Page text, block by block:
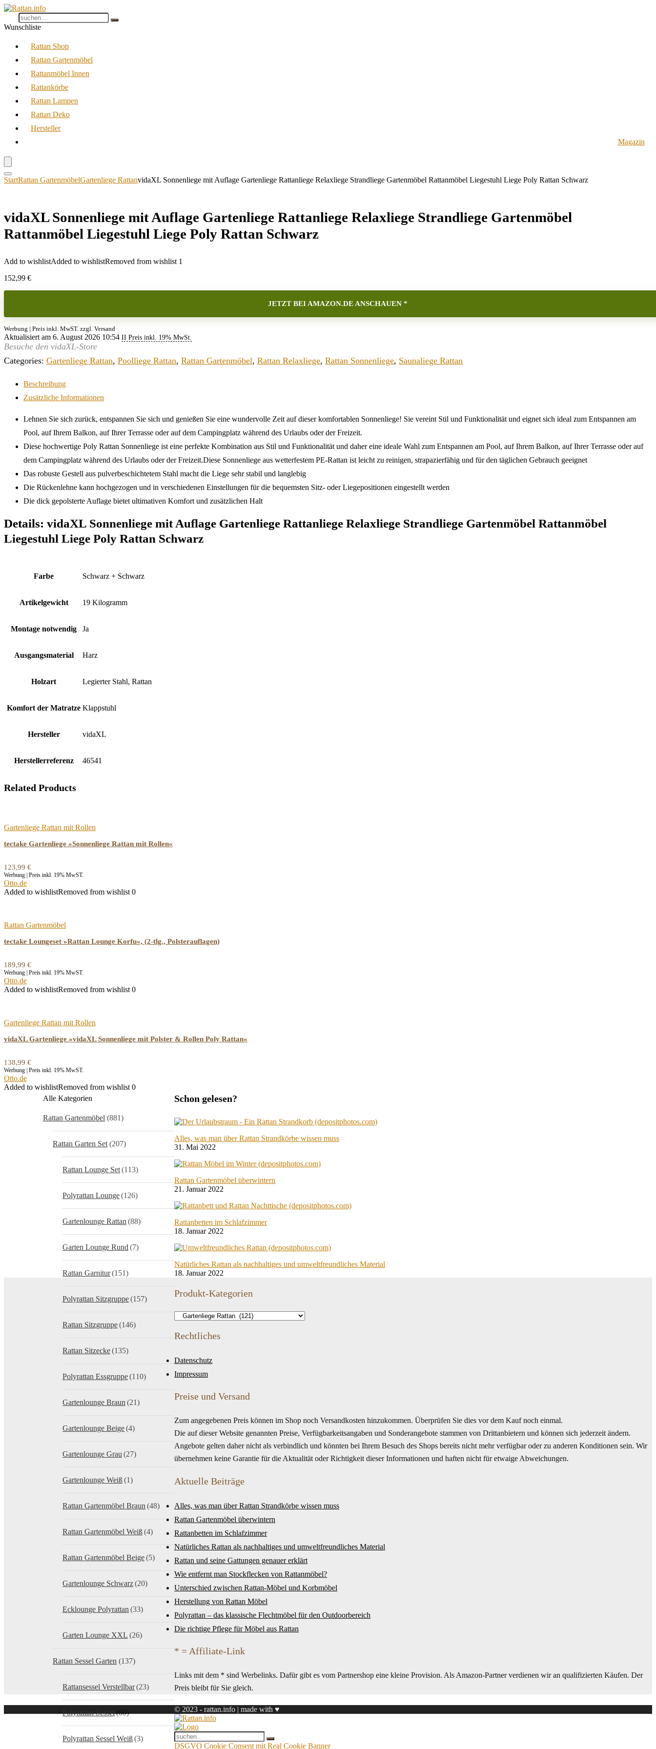
Wunschliste
Rattan Shop
Rattan Gartenmöbel
Rattanmöbel Innen
Rattankörbe
Rattan Lampen
Rattan Deko
Hersteller
Magazin
StartRattan GartenmöbelGartenliege RattanvidaXL Sonnenliege mit Auflage Gartenliege Rattanliege Relaxliege Strandliege Gartenmöbel Rattanmöbel Liegestuhl Liege Poly Rattan Schwarz
vidaXL Sonnenliege mit Auflage Gartenliege Rattanliege Relaxliege Strandliege Gartenmöbel
Rattanmöbel Liegestuhl Liege Poly Rattan Schwarz
Add to wishlistAdded to wishlistRemoved from wishlist 1
152,99 €
JETZT BEI AMAZON.DE ANSCHAUEN *
Werbung | Preis inkl. MwST. zzgl. Versand
Aktualisiert am 6. August 2026 10:54 II Preis inkl. 19% MwSt.
Besuche den vidaXL-Store
Categories: Gartenliege Rattan, Poolliege Rattan, Rattan Gartenmöbel, Rattan Relaxliege, Rattan Sonnenliege, Saunaliege Rattan
Beschreibung
Zusätzliche Informationen
Lehnen Sie sich zurück, entspannen Sie sich und genießen Sie eine wundervolle Zeit auf dieser komfortablen Sonnenliege! Sie vereint Stil und Funktionalität und eignet sich ideal zum Entspannen am
Pool, auf Ihrem Balkon, auf Ihrer Terrasse oder auf dem Campingplatz während des Urlaubs oder der Freizeit.
Diese hochwertige Poly Rattan Sonnenliege ist eine perfekte Kombination aus Stil und Funktionalität und daher eine ideale Wahl zum Entspannen am Pool, auf Ihrem Balkon, auf Ihrer Terrasse oder auf
dem Campingplatz während des Urlaubs oder der Freizeit.Diese Sonnenliege aus wetterfestem PE-Rattan ist leicht zu reinigen, strapazierfähig und für den täglichen Gebrauch geeignet
Das robuste Gestell aus pulverbeschichtetem Stahl macht die Liege sehr stabil und langlebig
Die Rückenlehne kann hochgezogen und in verschiedenen Einstellungen für die bequemsten Sitz- oder Liegepositionen eingestellt werden
Die dick gepolsterte Auflage bietet ultimativen Komfort und zusätzlichen Halt
Details: vidaXL Sonnenliege mit Auflage Gartenliege Rattanliege Relaxliege Strandliege Gartenmöbel Rattanmöbel
Liegestuhl Liege Poly Rattan Schwarz
Farbe ‎Schwarz + Schwarz
Artikelgewicht ‎19 Kilogramm
Montage notwendig ‎Ja
Ausgangsmaterial ‎Harz
Holzart ‎Legierter Stahl, Rattan
Komfort der Matratze ‎Klappstuhl
Hersteller ‎vidaXL
Herstellerreferenz ‎46541
Related Products
Gartenliege Rattan mit Rollen
tectake Gartenliege »Sonnenliege Rattan mit Rollen«
123,99 €
Werbung | Preis inkl. 19% MwST.
Otto.de
Added to wishlistRemoved from wishlist 0
Rattan Gartenmöbel
tectake Loungeset »Rattan Lounge Korfu«, (2-tlg., Polsterauflagen)
189,99 €
Werbung | Preis inkl. 19% MwST.
Otto.de
Added to wishlistRemoved from wishlist 0
Gartenliege Rattan mit Rollen
vidaXL Gartenliege »vidaXL Sonnenliege mit Polster & Rollen Poly Rattan«
138,99 €
Werbung | Preis inkl. 19% MwST.
Otto.de
Added to wishlistRemoved from wishlist 0
Alle Kategorien
Rattan Gartenmöbel (881)
Rattan Garten Set (207)
Rattan Lounge Set(113)
Polyrattan Lounge(126)
Gartenlounge Rattan (88)
Garten Lounge Rund (7)
Rattan Garnitur(151)
Polyrattan Sitzgruppe(157)
Rattan Sitzgruppe(146)
Rattan Sitzecke(135)
Polyrattan Essgruppe(110)
Gartenlounge Braun (21)
Gartenlounge Beige(4)
Gartenlounge Grau (27)
Gartenlounge Weiß(1)
Rattan Gartenmöbel Braun (48)
Rattan Gartenmöbel Weiß(4)
Rattan Gartenmöbel Beige(5)
Gartenlounge Schwarz(20)
Ecklounge Polyrattan (33)
Garten Lounge XXL (26)
Rattan Sessel Garten (137)
Rattansessel Verstellbar(23)
Polyrattan Sessel(60)
Polyrattan Sessel Weiß(3)
Schon gelesen?
Alles, was man über Rattan Strandkörbe wissen muss
31. Mai 2022
Rattan Gartenmöbel überwintern
21. Januar 2022
Rattanbetten im Schlafzimmer
18. Januar 2022
Natürliches Rattan als nachhaltiges und umweltfreundliches Material
18. Januar 2022
Produkt-Kategorien
Rechtliches
Datenschutz
Impressum
Preise und Versand
Zum angegebenen Preis können im Shop noch Versandkosten hinzukommen. Überprüfen Sie dies vor dem Kauf noch einmal.
Die auf dieser Website genannten Preise, Verfügbarkeitsangaben und Sonderangebote stammen von Drittanbietern und können sich jederzeit ändern.
Angebote gelten daher nicht als verbindlich und könnten bei Ihrem Besuch des Shops bereits nicht mehr verfügbar oder zu anderen Konditionen sein. Wir
übernehmen keine Garantie für die Aktualität oder Richtigkeit dieser Informationen und haften nicht für etwaige Abweichungen.
Aktuelle Beiträge
Alles, was man über Rattan Strandkörbe wissen muss
Rattan Gartenmöbel überwintern
Rattanbetten im Schlafzimmer
Natürliches Rattan als nachhaltiges und umweltfreundliches Material
Rattan und seine Gattungen genauer erklärt
Wie entfernt man Stockflecken von Rattanmöbel?
Unterschied zwischen Rattan-Möbel und Korbmöbel
Herstellung von Rattan Möbel
Polyrattan – das klassische Flechtmöbel für den Outdoorbereich
Die richtige Pflege für Möbel aus Rattan
* = Affiliate-Link
Links mit dem * sind Werbelinks. Dafür gibt es vom Partnershop eine kleine Provision. Als Amazon-Partner verdienen wir an qualifizierten Käufen. Der
Preis bleibt für Sie gleich.
© 2023 - rattan.info | made with ♥
DSGVO Cookie Consent mit Real Cookie Banner